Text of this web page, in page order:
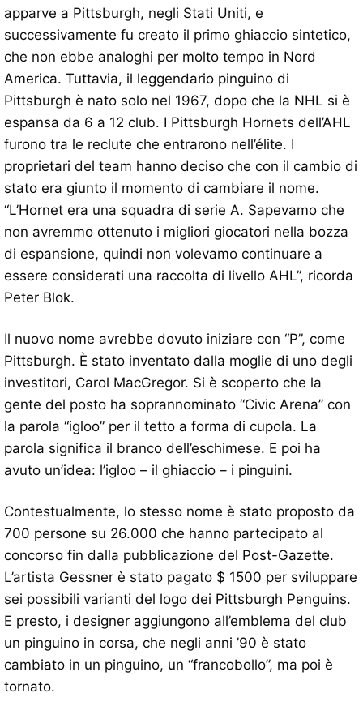
apparve a Pittsburgh, negli Stati Uniti, e
successivamente fu creato il primo ghiaccio sintetico,
che non ebbe analoghi per molto tempo in Nord
America. Tuttavia, il leggendario pinguino di
Pittsburgh è nato solo nel 1967, dopo che la NHL si è
espansa da 6 a 12 club. I Pittsburgh Hornets dell’AHL
furono tra le reclute che entrarono nell’élite. I
proprietari del team hanno deciso che con il cambio di
stato era giunto il momento di cambiare il nome.
“L’Hornet era una squadra di serie A. Sapevamo che
non avremmo ottenuto i migliori giocatori nella bozza
di espansione, quindi non volevamo continuare a
essere considerati una raccolta di livello AHL”, ricorda
Peter Blok.
Il nuovo nome avrebbe dovuto iniziare con “P”, come
Pittsburgh. È stato inventato dalla moglie di uno degli
investitori, Carol MacGregor. Si è scoperto che la
gente del posto ha soprannominato “Civic Arena” con
la parola “igloo” per il tetto a forma di cupola. La
parola significa il branco dell’eschimese. E poi ha
avuto un’idea: l’igloo – il ghiaccio – i pinguini.
Contestualmente, lo stesso nome è stato proposto da
700 persone su 26.000 che hanno partecipato al
concorso fin dalla pubblicazione del Post-Gazette.
L’artista Gessner è stato pagato $ 1500 per sviluppare
sei possibili varianti del logo dei Pittsburgh Penguins.
E presto, i designer aggiungono all’emblema del club
un pinguino in corsa, che negli anni ’90 è stato
cambiato in un pinguino, un “francobollo”, ma poi è
tornato.